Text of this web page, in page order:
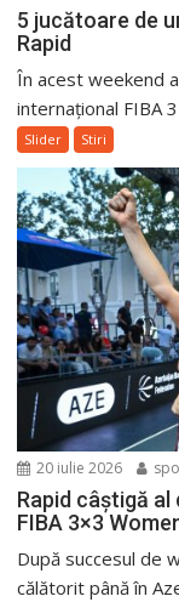
5 jucătoare de
Rapid
În acest weekend
internațional FIBA
Slider Stiri
20 iulie 2026
Rapid câștigă
FIBA 3×3
După succesul de
călătorit până în